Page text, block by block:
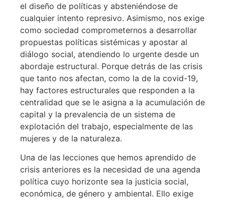
el diseño de políticas y absteniéndose de
cualquier intento represivo. Asimismo, nos exige
como sociedad comprometernos a desarrollar
propuestas políticas sistémicas y apostar al
diálogo social, atendiendo lo urgente desde un
abordaje estructural. Porque detrás de las crisis
que tanto nos afectan, como la de la covid-19,
hay factores estructurales que responden a la
centralidad que se le asigna a la acumulación de
capital y la prevalencia de un sistema de
explotación del trabajo, especialmente de las
mujeres y de la naturaleza.
Una de las lecciones que hemos aprendido de
crisis anteriores es la necesidad de una agenda
política cuyo horizonte sea la justicia social,
económica, de género y ambiental. Ello exige